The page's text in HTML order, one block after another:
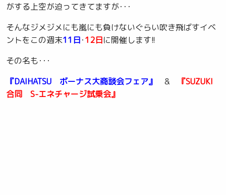
がする上空が迫ってきてますが･･･
そんなジメジメにも嵐にも負けないぐらい吹き飛ばすイベ
ントをこの週末11日･12日に開催します!!
その名も･･･
『DAIHATSU ボーナス大商談会フェア』
&
『SUZUKI
合同 S-エネチャージ試乗会』